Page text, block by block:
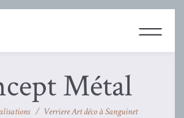
Métal
/ Verriere Art déco à Sanguinet